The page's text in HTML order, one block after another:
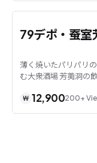
ソウル · 芳荑洞
79デポ・蚕室
薄く焼いたパリパリ
む大衆酒場 芳荑洞の
₩ 12,900200+